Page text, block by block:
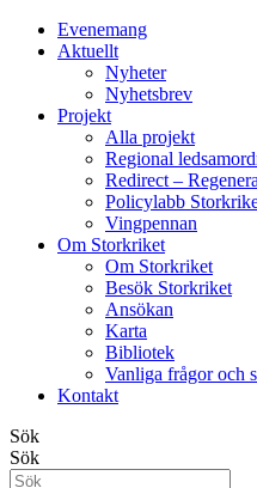
Evenemang
Aktuellt
Nyheter
Nyhetsbrev
Projekt
Alla projekt
Regional
Redirect –
Policylabb
Vingpennan
Om Storkriket
Om Storkriket
Besök Storkriket
Ansökan
Karta
Bibliotek
Vanliga frågor och
Kontakt
Sök
Sök